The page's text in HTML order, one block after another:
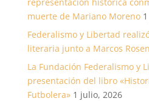
muerte de Mariano Moreno
Federalismo y Libertad
literaria junto a Marcos
La Fundación Federalismo y
presentación del libro
Futbolera» 1 julio, 2026